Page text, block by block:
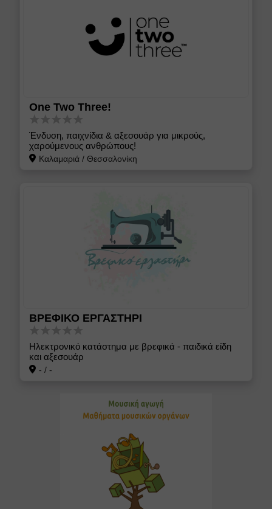
One Two Three!
Ένδυση, παιχνίδια & αξεσουάρ για μικρούς,
χαρούμενους ανθρώπους!
Καλαμαριά/ Θεσσαλονίκη
ΒΡΕΦΙΚΟ ΕΡΓΑΣΤΗΡΙ
Ηλεκτρονικό κατάστημα με βρεφικά - παιδικά είδη
και αξεσουάρ
- / -